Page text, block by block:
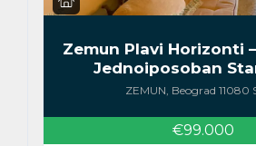
Zemun Plavi Horizonti
Jednoiposoban
ZEMUN, Beograd 11080
€99.000